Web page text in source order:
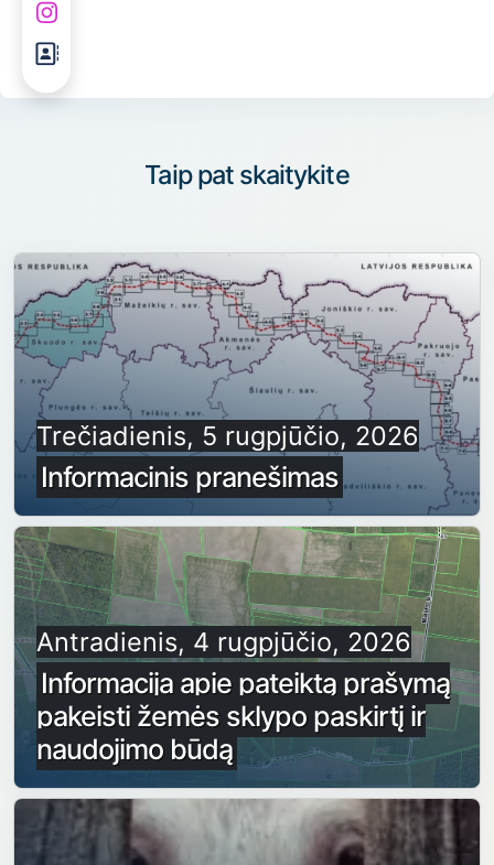
Taip pat skaitykite
Trečiadienis, 5 rugpjūčio, 2026
Informacinis pranešimas
Antradienis, 4 rugpjūčio, 2026
Informacija apie pateiktą prašymą
pakeisti žemės sklypo paskirtį ir
naudojimo būdą